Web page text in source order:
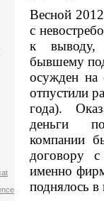
Весной 2012
с
к
бывшему
осужден на
отпустили
года).
деньги
компании
договору
именно
поднялось в